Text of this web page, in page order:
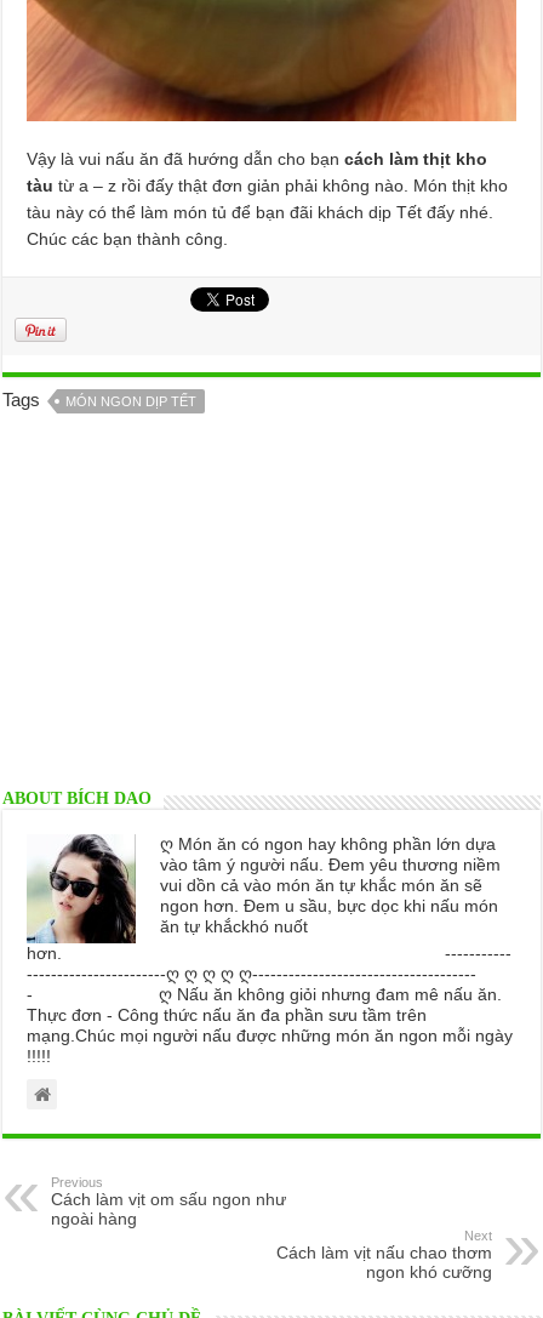
Vậy là vui nấu ăn đã hướng dẫn cho bạncách làm thịt kho
tàu từ a – z rồi đấy thật đơn giản phải không nào. Món thịt kho
tàu này có thể làm món tủ để bạn đãi khách dịp Tết đấy nhé.
Chúc các bạn thành công.
Tags MÓN NGON DỊP TẾT
ABOUT BÍCH DAO
ღ Món ăn có ngon hay không phần lớn dựa
vào tâm ý người nấu. Đem yêu thương niềm
vui dồn cả vào món ăn tự khắc món ăn sẽ
ngon hơn. Đem u sầu, bực dọc khi nấu món
ăn tự khắckhó nuốt
hơn. -----------
-----------------------ღ ღ ღ ღ ღ-------------------------------------
- ღ Nấu ăn không giỏi nhưng đam mê nấu ăn.
Thực đơn - Công thức nấu ăn đa phần sưu tầm trên
mạng.Chúc mọi người nấu được những món ăn ngon mỗi ngày
!!!!!
Previous
Cách làm vịt om sấu ngon như
ngoài hàng
Next
Cách làm vịt nấu chao thơm
ngon khó cưỡng